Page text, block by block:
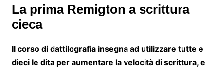
La prima Remigton a scrittura
cieca
Il corso di dattilografia insegna ad utilizzare tutte e
dieci le dita per aumentare la velocità di scrittura, e